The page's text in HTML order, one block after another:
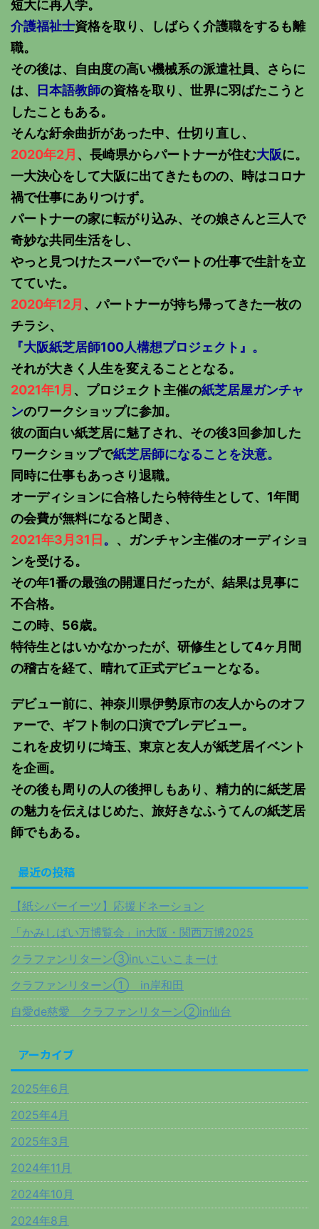
短大に再入学。
介護福祉士資格を取り、しばらく介護職をするも離
職。
その後は、自由度の高い機械系の派遣社員、さらに
は、
日本語教師の資格を取り、世界に羽ばたこうと
したこともある。
そんな紆余曲折があった中、仕切り直し、
2020年2月 、長崎県からパートナーが住む大阪に。
一大決心をして大阪に出てきたものの、時はコロナ
禍で仕事にありつけず。
パートナーの家に転がり込み、その娘さんと三人で
奇妙な共同生活をし、
やっと見つけたスーパーでパートの仕事で生計を立
てていた。
2020年12月 、パートナーが持ち帰ってきた一枚の
チラシ、
『大阪紙芝居師100人構想プロジェクト』。
それが大きく人生を変えることとなる。
2021年1月 、プロジェクト主催の紙芝居屋ガンチャ
ンのワークショップに参加。
彼の面白い紙芝居に魅了され、その後3回参加した
ワークショップで紙芝居師になることを決意。
同時に仕事もあっさり退職。
オーディションに合格したら特待生として、1年間
の会費が無料になると聞き、
2021年3月31日 。 、ガンチャン主催のオーディショ
ンを受ける。
その年1番の最強の開運日だったが、結果は見事に
不合格。
この時、56歳。
特待生とはいかなかったが、研修生として4ヶ月間
の稽古を経て、晴れて正式デビューとなる。
デビュー前に、神奈川県伊勢原市の友人からのオフ
ァーで、ギフト制の口演でプレデビュー。
これを皮切りに埼玉、東京と友人が紙芝居イベント
を企画。
その後も周りの人の後押しもあり、精力的に紙芝居
の魅力を伝えはじめた、旅好きなふうてんの紙芝居
師でもある。
最近の投稿
【紙シバーイーツ】応援ドネーション
「かみしばい万博覧会」in大阪・関西万博2025
クラファンリターン③inいこいこまーけ
クラファンリターン① in岸和田
自愛de慈愛 クラファンリターン②in仙台
アーカイブ
2025年6月
2025年4月
2025年3月
2024年11月
2024年10月
2024年8月